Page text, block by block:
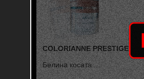
COLORIANNE PRESTIGE
Белина косата ...